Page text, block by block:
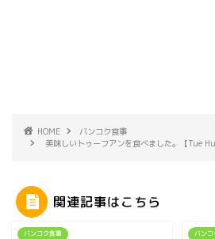
HOME
バンコク食事
美味しいトゥーフアンを食べました。【Tue
関連記事はこちら
バンコク食事 バンコ